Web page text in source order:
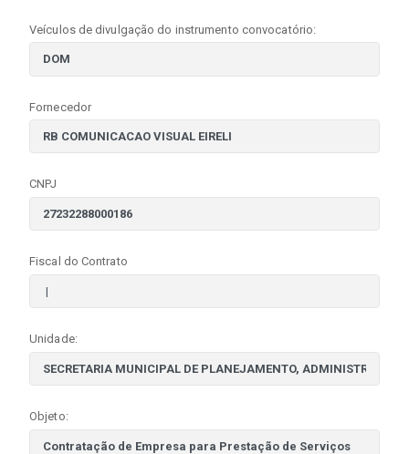
Veículos de divulgação do instrumento convocatório:
Fornecedor
CNPJ
Fiscal do Contrato
Unidade:
Objeto: